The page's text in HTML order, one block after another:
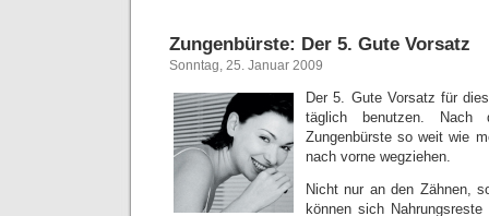
Zungenbürste: Der 5. Gute Vorsatz
Sonntag, 25. Januar 2009
Der 5. Gute Vorsatz für
täglich benutzen.
Zungenbürste so weit wie
nach vorne wegziehen.
Nicht nur an den Zähnen,
können sich